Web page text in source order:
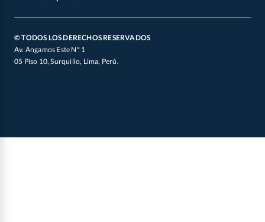
Canal de Integridad
Defensoría de Vendedores y Proveedores
© TODOS LOS DERECHOS RESERVADOS
Av. Angamos Este N° 1
05 Piso 10, Surquillo, Lima, Perú.